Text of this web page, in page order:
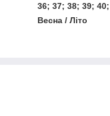
36; 37; 38; 39; 40;
Весна / Лiто